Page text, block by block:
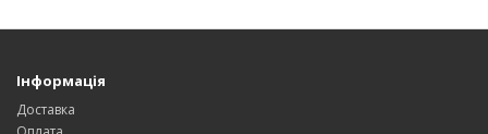
Інформація
Доставка